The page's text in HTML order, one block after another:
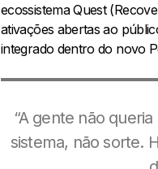
ecossistema Quest
ativações abertas ao
integrado dentro do novo
“A gente não
sistema, não sorte.